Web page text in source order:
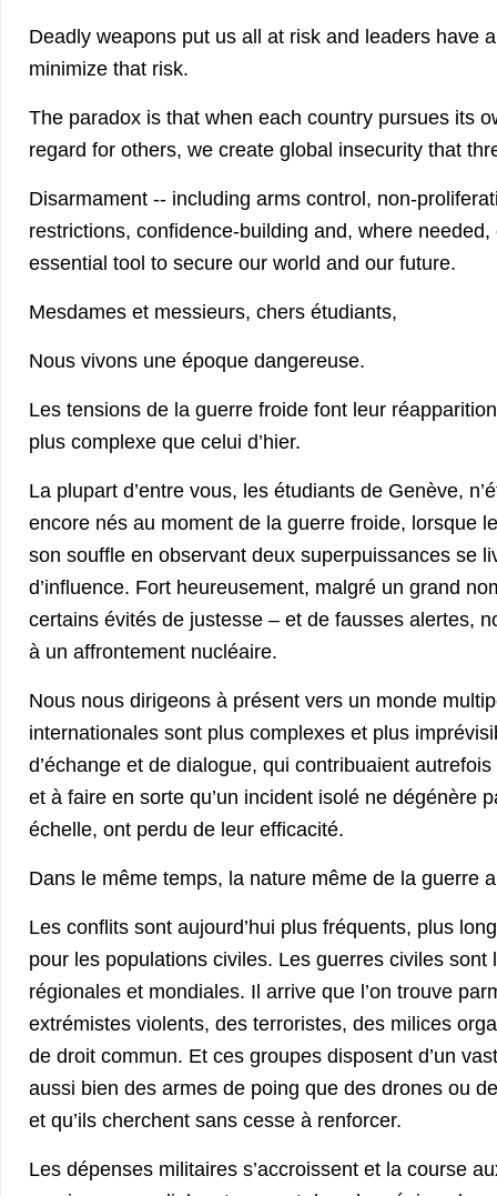
Deadly weapons put us all at risk and leaders have
minimize that risk.
The paradox is that when each country pursues its
regard for others, we create global insecurity that
Disarmament -- including arms control, non-
restrictions, confidence-building and, where
essential tool to secure our world and our future.
Mesdames et messieurs, chers étudiants,
Nous vivons une époque dangereuse.
Les tensions de la guerre froide font leur
plus complexe que celui d’hier.
La plupart d’entre vous, les étudiants de Genève,
encore nés au moment de la guerre froide, lorsque
son souffle en observant deux superpuissances se
d’influence. Fort heureusement, malgré un grand
certains évités de justesse – et de fausses alertes,
à un affrontement nucléaire.
Nous nous dirigeons à présent vers un monde
internationales sont plus complexes et plus
d’échange et de dialogue, qui contribuaient
et à faire en sorte qu’un incident isolé ne dégénère
échelle, ont perdu de leur efficacité.
Dans le même temps, la nature même de la guerre
Les conflits sont aujourd’hui plus fréquents, plus
pour les populations civiles. Les guerres civiles sont
régionales et mondiales. Il arrive que l’on trouve
extrémistes violents, des terroristes, des milices
de droit commun. Et ces groupes disposent d’un
aussi bien des armes de poing que des drones ou
et qu’ils cherchent sans cesse à renforcer.
Les dépenses militaires s’accroissent et la course